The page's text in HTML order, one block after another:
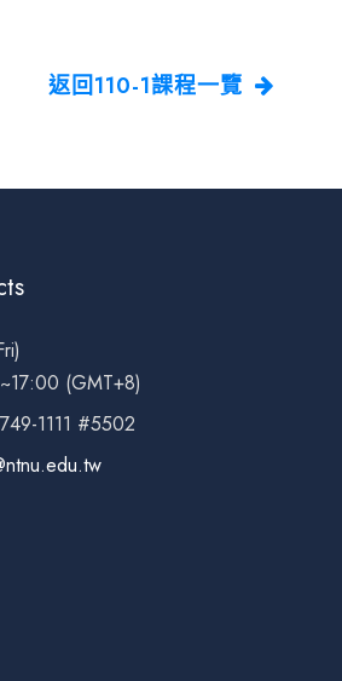
返回110-1課程一覽
(GMT+8)
1111 #5502